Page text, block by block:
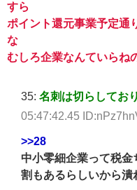
すら
ポイント還元事業予定通
な
むしろ企業なんていらね
35: 名刺は切らしてお
05:47:42.45
>>28
中小零細企業って税
割もあるらしいから潰